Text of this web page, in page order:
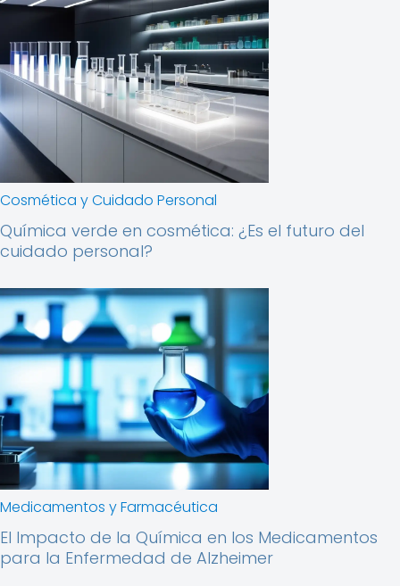
Cosmética y Cuidado Personal
Química verde en cosmética: ¿Es el futuro del
cuidado personal?
Medicamentos y Farmacéutica
El Impacto de la Química en los Medicamentos
para la Enfermedad de Alzheimer